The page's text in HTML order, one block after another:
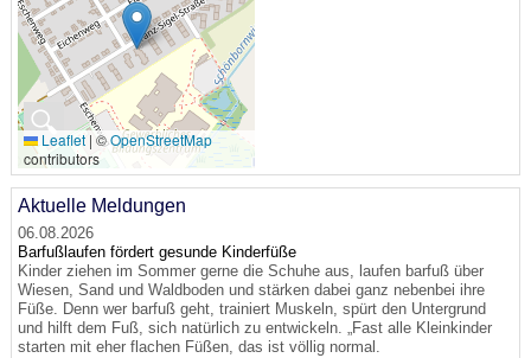
🔍
Leaflet | ©OpenStreetMap
contributors
Aktuelle Meldungen
06.08.2026
Barfußlaufen fördert gesunde Kinderfüße
Kinder ziehen im Sommer gerne die Schuhe aus, laufen barfuß über
Wiesen, Sand und Waldboden und stärken dabei ganz nebenbei ihre
Füße. Denn wer barfuß geht, trainiert Muskeln, spürt den Untergrund
und hilft dem Fuß, sich natürlich zu entwickeln. „Fast alle Kleinkinder
starten mit eher flachen Füßen, das ist völlig normal.